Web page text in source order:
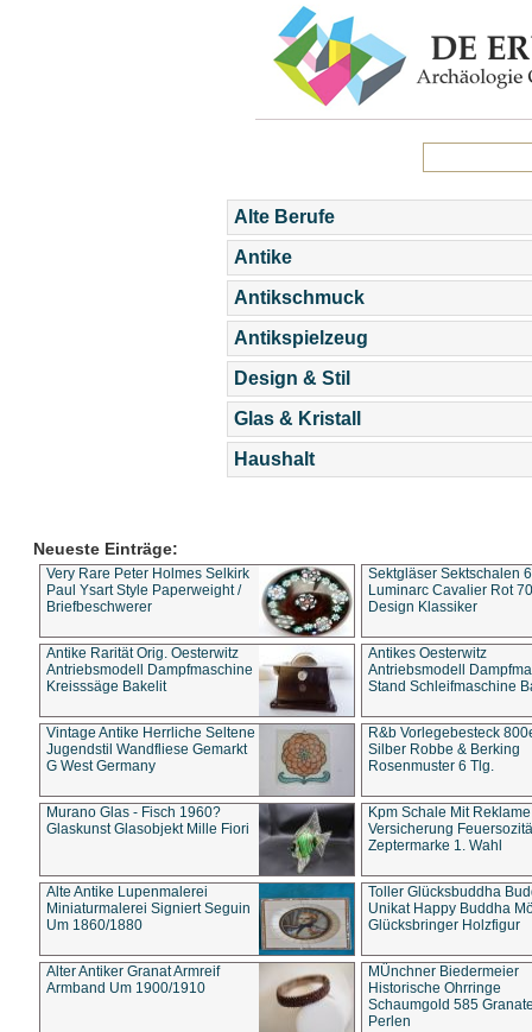
Alte Berufe
Antike
Antikschmuck
Antikspielzeug
Design & Stil
Glas & Kristall
Haushalt
Neueste Einträge:
Very Rare Peter Holmes Selkirk
Paul Ysart Style Paperweight /
Briefbeschwerer
Sektgläser Sektschalen
Luminarc Cavalier Rot
Design Klassiker
Antike Rarität Orig. Oesterwitz
Antriebsmodell Dampfmaschine
Kreisssäge Bakelit
Antikes Oesterwitz
Antriebsmodell
Stand Schleifmaschine
Vintage Antike Herrliche Seltene
Jugendstil Wandfliese Gemarkt
G West Germany
R&b Vorlegebesteck
Silber Robbe & Berking
Rosenmuster 6 Tlg.
Murano Glas - Fisch 1960?
Glaskunst Glasobjekt Mille Fiori
Kpm Schale Mit Reklame
Versicherung
Zeptermarke 1. Wahl
Alte Antike Lupenmalerei
Miniaturmalerei Signiert Seguin
Um 1860/1880
Toller Glücksbuddha
Unikat Happy Buddha
Glücksbringer Holzfigur
Alter Antiker Granat Armreif
Armband Um 1900/1910
MÜnchner Biedermeier
Historische Ohrringe
Schaumgold 585
Perlen